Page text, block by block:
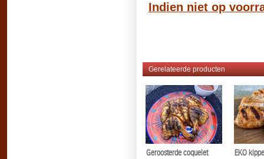
Indien niet op
Gerelateerde producten
Geroosterde coquelet
EKO